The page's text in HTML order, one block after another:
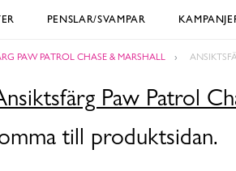
PENSLAR/SVAMPAR
PAW PATROL CHASE & MARSHALL
Paw Patrol
till produktsidan.